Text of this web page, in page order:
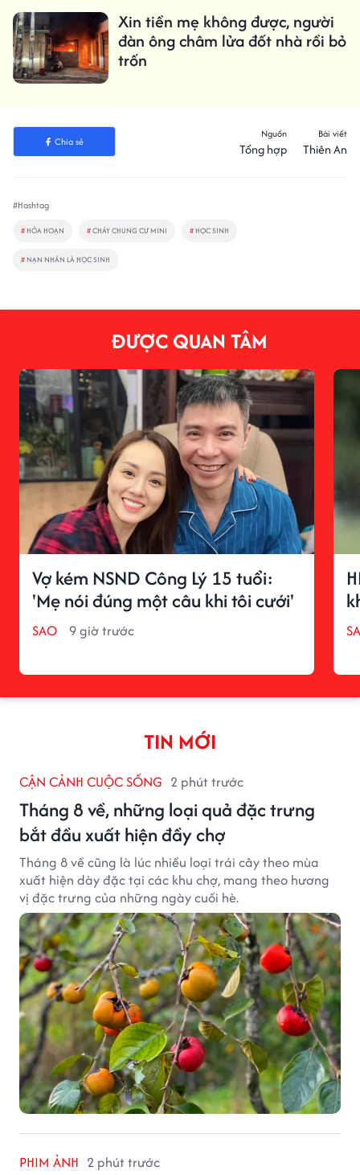
Xin tiền mẹ không được, người
đàn ông châm lửa đốt nhà rồi bỏ
trốn
Chia sẻ
Nguồn
Tổng hợp
Bài viết
Thiên An
#Hashtag
# HỎA HOẠN #CHÁY CHUNG CƯ MINI # HỌC SINH
# NẠN NHÂN LÀ HỌC SINH
ĐƯỢC QUAN TÂM
Vợ kém NSND Công Lý 15 tuổi:
'Mẹ nói đúng một câu khi tôi cưới'
SAO 9 giờ trước
TIN MỚI
CẬN CẢNH CUỘC SỐNG 2 phút trước
Tháng 8 về, những loại quả đặc trưng
bắt đầu xuất hiện đầy chợ
Tháng 8 về cũng là lúc nhiều loại trái cây theo mùa
xuất hiện dày đặc tại các khu chợ, mang theo hương
vị đặc trưng của những ngày cuối hè.
PHIM ẢNH 2 phút trước